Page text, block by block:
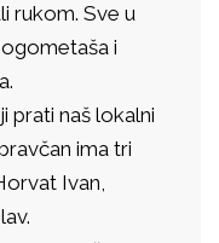
rukom. Sve u
i
prati naš lokalni
ima tri
Ivan,